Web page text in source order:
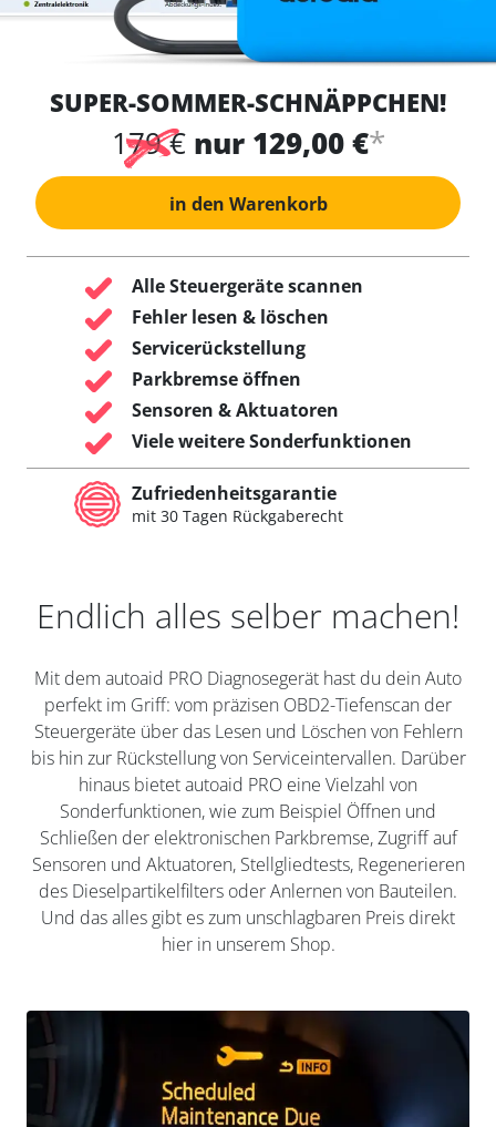
SUPER-SOMMER-SCHNÄPPCHEN!
179 € nur 129,00 €*
in den Warenkorb
Alle Steuergeräte scannen
Fehler lesen & löschen
Servicerückstellung
Parkbremse öffnen
Sensoren & Aktuatoren
Viele weitere Sonderfunktionen
Zufriedenheitsgarantie
mit 30 Tagen Rückgaberecht
Endlich alles selber machen!
Mit dem autoaid PRO Diagnosegerät hast du dein Auto
perfekt im Griff: vom präzisen OBD2-Tiefenscan der
Steuergeräte über das Lesen und Löschen von Fehlern
bis hin zur Rückstellung von Serviceintervallen. Darüber
hinaus bietet autoaid PRO eine Vielzahl von
Sonderfunktionen, wie zum Beispiel Öffnen und
Schließen der elektronischen Parkbremse, Zugriff auf
Sensoren und Aktuatoren, Stellgliedtests, Regenerieren
des Dieselpartikelfilters oder Anlernen von Bauteilen.
Und das alles gibt es zum unschlagbaren Preis direkt
hier in unserem Shop.